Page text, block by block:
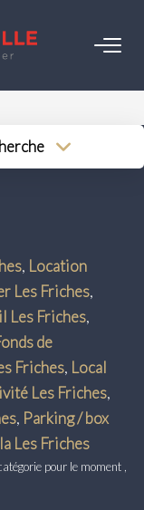
Plus de critères
, Location
Les Friches,
Les Friches,
de
Friches, Local
Les Friches,
, Parking / box
Les Friches
pour le moment ,